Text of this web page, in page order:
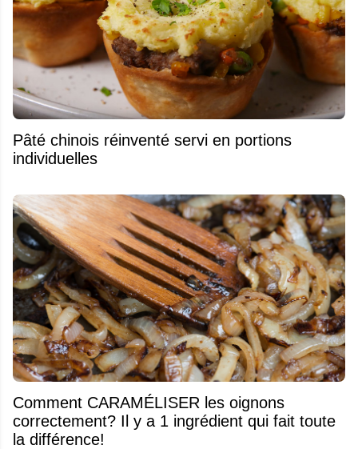
Pâté chinois réinventé servi en portions
individuelles
Comment CARAMÉLISER les oignons
correctement? Il y a 1 ingrédient qui fait toute
la différence!